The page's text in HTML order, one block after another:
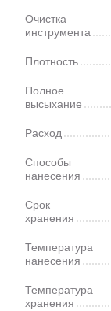
Очистка
инструмента
Плотность
Полное
высыхание
Расход
Способы
нанесения
Срок
хранения
Температура
нанесения
Температура
хранения